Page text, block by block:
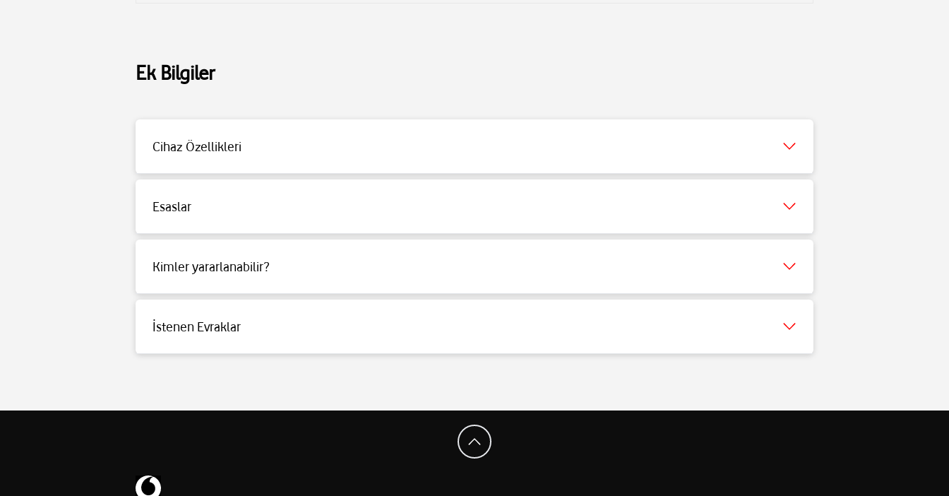
Ek Bilgiler
Cihaz Özellikleri
-JBL QuantumSound Signature
-22 saat pil ömrü
-JBL QuantumENGINE destekli
Esaslar
Detaylı bilgi içintıklayınız.
Kimler yararlanabilir?
Detaylı bilgi içintıklayınız.
İstenen Evraklar
Detaylı bilgi içintıklayınız.